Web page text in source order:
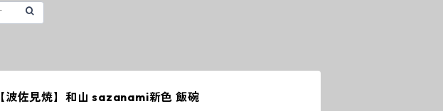
【波佐見焼】和山 sazanami新色 飯碗